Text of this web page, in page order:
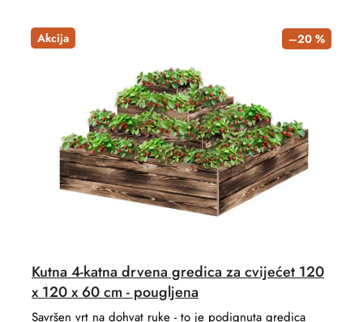
Akcija –20 %
Kutna 4-katna drvena gredica za cvijećet 120
x 120 x 60 cm - pougljena
Savršen vrt na dohvat ruke - to je podignuta gredica